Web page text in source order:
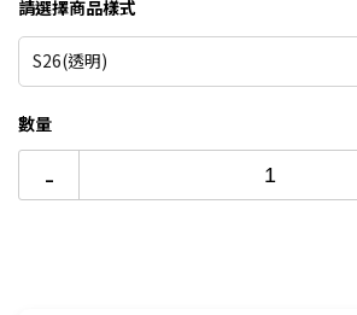
● 四角氣墊強化：四角內建壓力分散氣
的掉落，有效保護最容易因墜落而損傷
● 精準開孔：精準開孔，按鍵絕佳回饋
能。
● 超薄背板支架：360˚旋轉磁吸支架
請選擇商品樣式
S26(透明)
數量
-